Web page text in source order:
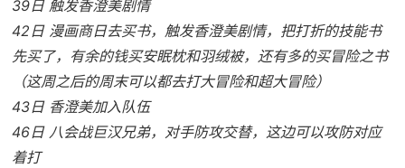
39日 触发香澄美剧情
42日 漫画商日去买书，触发香澄美剧情，把打折的技能书
先买了，有余的钱买安眠枕和羽绒被，还有多的买冒险之书
（这周之后的周末可以都去打大冒险和超大冒险）
43日 香澄美加入队伍
46日 八会战巨汉兄弟，对手防攻交替，这边可以攻防对应
着打